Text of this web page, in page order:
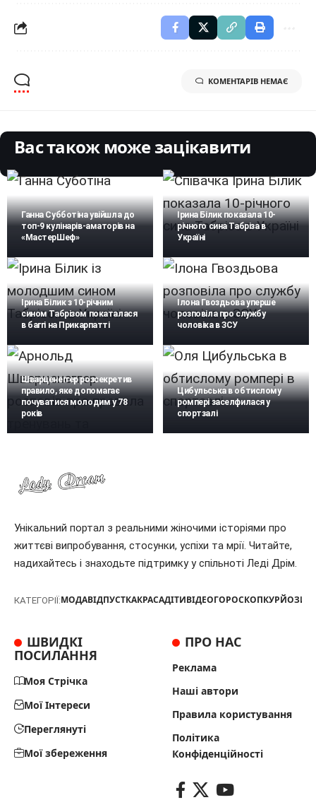
КОМЕНТАРІВ НЕМАЄ
Вас також може зацікавити
Ганна Субботіна увійшла до
топ-9 кулінарів-аматорів на
«МастерШеф»
Ірина Білик показала 10-
річного сина Табріза в
Україні
Ірина Білик з 10-річним
сином Табрізом покаталася
в баггі на Прикарпатті
Ілона Гвоздьова уперше
розповіла про службу
чоловіка в ЗСУ
Шварценеггер розсекретив
правило, яке допомагає
почуватися молодим у 78
років
Цибульська в обтислому
ромпері заселфилася у
спортзалі
Унікальний портал з реальними жіночими історіями про
життєві випробування, стосунки, успіхи та мрії. Читайте,
надихайтесь і знаходьте підтримку у спільноті Леді Дрім.
КАТЕГОРІЇ:МОДАВІДПУСТКАКРАСАДІТИВІДЕОГОРОСКОПКУРЙОЗИ
ШВИДКІ
ПОСИЛАННЯ
Моя Стрічка
Мої Інтереси
Переглянуті
Мої збереження
ПРО НАС
Реклама
Наші автори
Правила користування
Політика
Конфіденційності